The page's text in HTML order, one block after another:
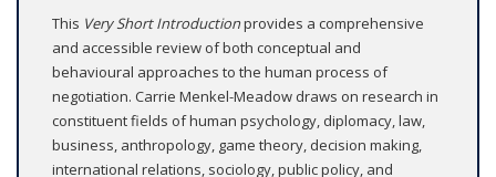
This Very Short Introductionprovides a comprehensive
and accessible review of both conceptual and
behavioural approaches to the human process of
negotiation. Carrie Menkel-Meadow draws on research in
constituent fields of human psychology, diplomacy, law,
business, anthropology, game theory, decision making,
international relations, sociology, public policy, and